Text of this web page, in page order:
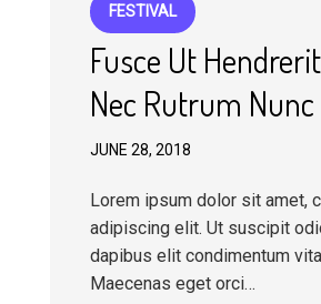
FESTIVAL
Fusce Ut
Nec Rutrum Nunc
JUNE 28, 2018
Lorem ipsum dolor sit amet,
adipiscing elit. Ut suscipit
dapibus elit condimentum
Maecenas eget orci…